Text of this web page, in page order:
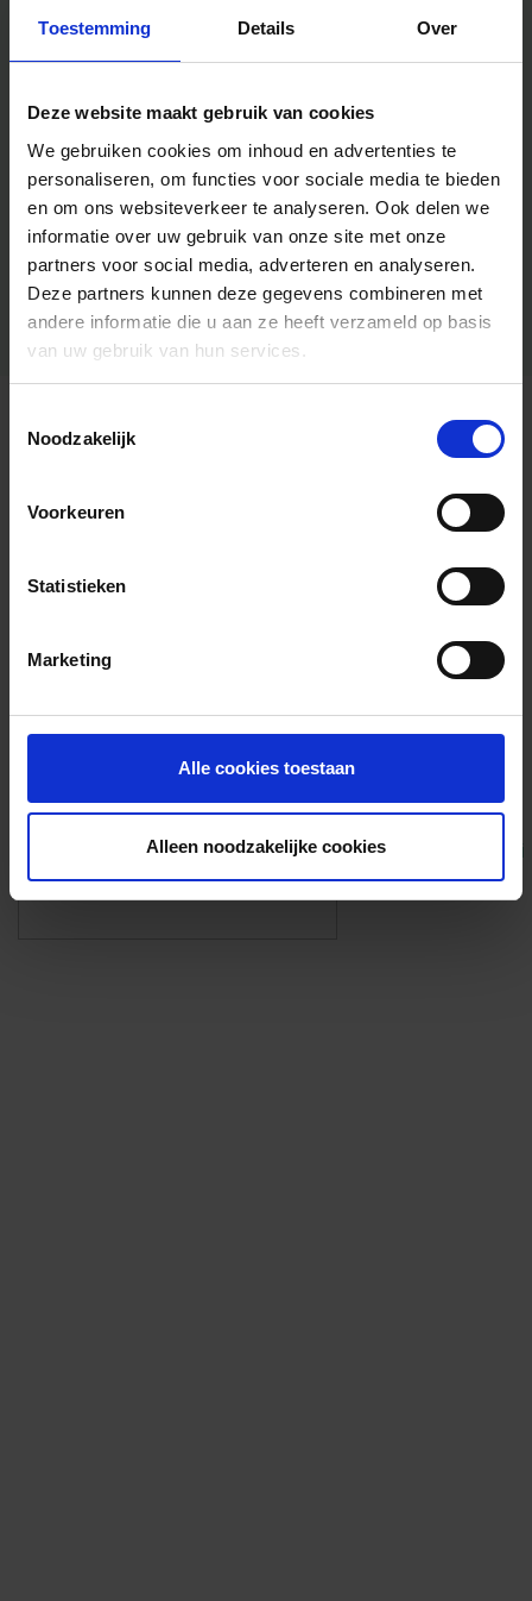
Toestemming Details Over
Deze website maakt gebruik van cookies
We gebruiken cookies om inhoud en advertenties te
personaliseren, om functies voor sociale media te bieden
en om ons websiteverkeer te analyseren. Ook delen we
informatie over uw gebruik van onze site met onze
partners voor social media, adverteren en analyseren.
Deze partners kunnen deze gegevens combineren met
andere informatie die u aan ze heeft verzameld op basis
van uw gebruik van hun services.
Noodzakelijk
Voorkeuren
Statistieken
Marketing
Alle cookies toestaan
Alleen noodzakelijke cookies
Algemene informatie
Foto’s ({{photos.length}})
Eigen foto’s